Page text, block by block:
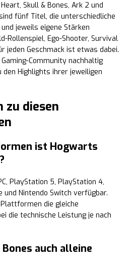
Skull & Bones, Ark 2 und
fünf Titel, die unterschiedliche
jeweils eigene Stärken
Rollenspiel, Ego-Shooter, Survival
jeden Geschmack ist etwas dabei.
Community nachhaltig
den Highlights ihrer jeweiligen
zu diesen
ist Hogwarts
PlayStation 5, PlayStation 4,
und Nintendo Switch verfügbar.
die gleiche
die technische Leistung je nach
auch alleine